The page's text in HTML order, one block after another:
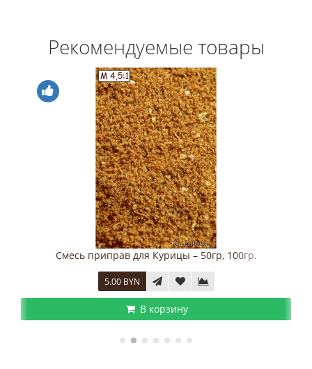
Рекомендуемые товары
Смесь приправ для Курицы – 50гр, 100гр.
5.00 BYN
В корзину